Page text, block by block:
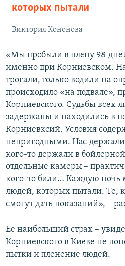
которых пытали
Виктория Кононова
«Мы пробыли в плену 98
именно при Корниевском.
трогали, только водили на
происходило «на подвале»,
Корниевского. Судьбы всех
задержаны и находились в
Корниевксий. Условия
непригодными. Нас
кого-то держали в
отдельные камеры –
кого-то били… Каждую
людей, которых пытали. Те,
смогут дать показаний», –
Ее наибольший страх –
Корниевского в Киеве не
пытки и пленение людей.